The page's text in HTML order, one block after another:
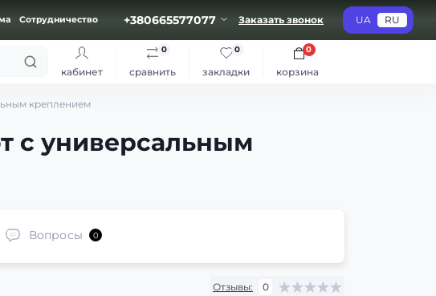
Сотрудничество +380665577077 Заказать звонок UA RU
кабинет
сравнить
0
закладки
0
корзина
0
креплением
с универсальным
Вопросы 0
Отзывы: 0